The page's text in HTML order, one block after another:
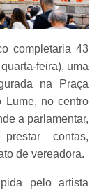
completaria 43
feira), uma
na Praça
Lume, no centro
a parlamentar,
contas,
de vereadora.
pelo artista